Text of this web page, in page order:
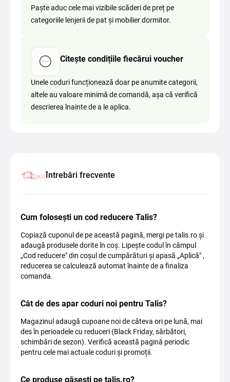
Paște aduc cele mai vizibile scăderi de preț pe
categoriile lenjerii de pat și mobilier dormitor.
Citește condițiile fiecărui voucher
Unele coduri funcționează doar pe anumite categorii,
altele au valoare minimă de comandă, așa că verifică
descrierea înainte de a le aplica.
Întrebări frecvente
Cum folosești un cod reducere Talis?
Copiază cuponul de pe această pagină, mergi pe talis.ro și
adaugă produsele dorite în coș. Lipește codul în câmpul
„Cod reducere" din coșul de cumpărături și apasă „Aplică" ,
reducerea se calculează automat înainte de a finaliza
comanda.
Cât de des apar coduri noi pentru Talis?
Magazinul adaugă cupoane noi de câteva ori pe lună, mai
des în perioadele cu reduceri (Black Friday, sărbători,
schimbări de sezon). Verifică această pagină periodic
pentru cele mai actuale coduri și promoții.
Ce produse găsești pe talis.ro?